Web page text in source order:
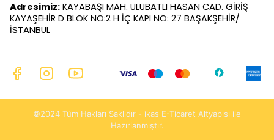
Adresimiz: KAYABAŞI MAH. ULUBATLI HASAN CAD. GİRİŞ
KAYAŞEHİR D BLOK NO:2 H İÇ KAPI NO: 27 BAŞAKŞEHİR/
İSTANBUL
©2024 Tüm Hakları Saklıdır - ikas E-Ticaret Altyapısı ile
Hazırlanmıştır.